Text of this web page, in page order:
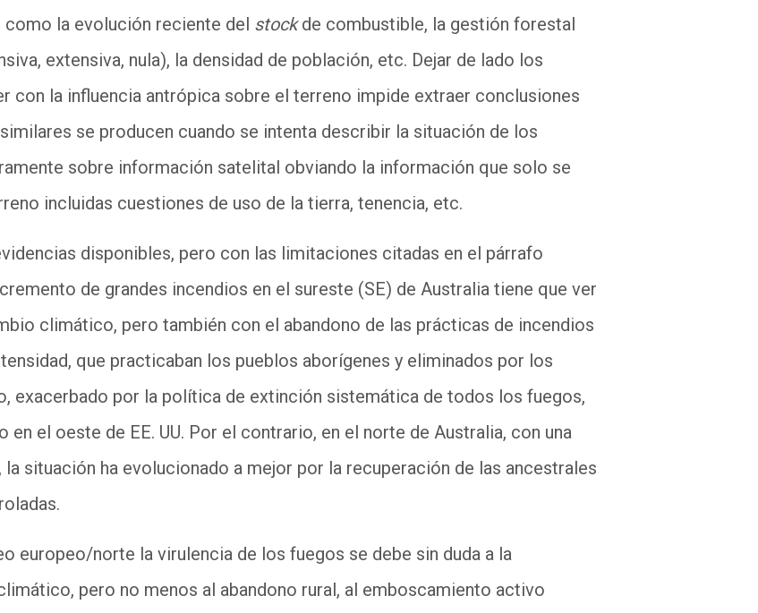
la evolución reciente del stockde combustible, la gestión forestal
extensiva, nula), la densidad de población, etc. Dejar de lado los
con la influencia antrópica sobre el terreno impide extraer conclusiones
se producen cuando se intenta describir la situación de los
sobre información satelital obviando la información que solo se
incluidas cuestiones de uso de la tierra, tenencia, etc.
disponibles, pero con las limitaciones citadas en el párrafo
de grandes incendios en el sureste (SE) de Australia tiene que ver
climático, pero también con el abandono de las prácticas de incendios
que practicaban los pueblos aborígenes y eliminados por los
exacerbado por la política de extinción sistemática de todos los fuegos,
el oeste de EE. UU. Por el contrario, en el norte de Australia, con una
situación ha evolucionado a mejor por la recuperación de las ancestrales
europeo/norte la virulencia de los fuegos se debe sin duda a la
pero no menos al abandono rural, al emboscamiento activo